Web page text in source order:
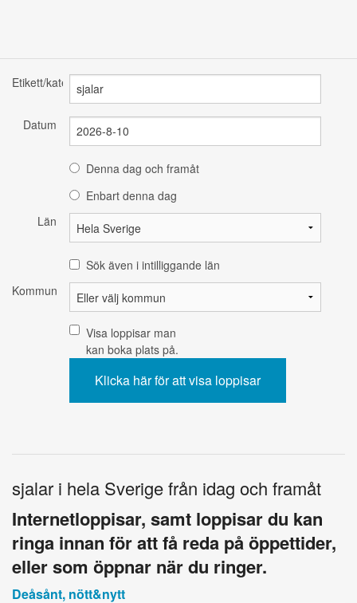
Etikett/kategori
Datum
Denna dag och framåt
Enbart denna dag
Län
Sök även i intilliggande län
Kommun
Visa loppisar man
kan boka plats på.
sjalar i hela Sverige från idag och framåt
Internetloppisar, samt loppisar du kan
ringa innan för att få reda på öppettider,
eller som öppnar när du ringer.
Deåsånt, nött&nytt